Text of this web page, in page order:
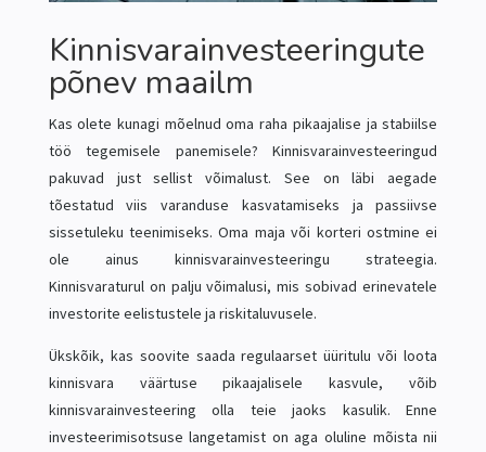
Kinnisvarainvesteeringute
põnev maailm
Kas olete kunagi mõelnud oma raha pikaajalise ja stabiilse
töö tegemisele panemisele? Kinnisvarainvesteeringud
pakuvad just sellist võimalust. See on läbi aegade
tõestatud viis varanduse kasvatamiseks ja passiivse
sissetuleku teenimiseks. Oma maja või korteri ostmine ei
ole ainus kinnisvarainvesteeringu strateegia.
Kinnisvaraturul on palju võimalusi, mis sobivad erinevatele
investorite eelistustele ja riskitaluvusele.
Ükskõik, kas soovite saada regulaarset üüritulu või loota
kinnisvara väärtuse pikaajalisele kasvule, võib
kinnisvarainvesteering olla teie jaoks kasulik. Enne
investeerimisotsuse langetamist on aga oluline mõista nii